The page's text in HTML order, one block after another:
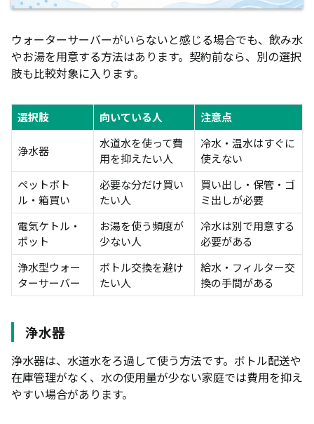
ウォーターサーバーがいらないと感じる場合でも、飲み水
やお湯を用意する方法はあります。契約前なら、別の選択
肢も比較対象に入ります。
選択肢 向いている人 注意点
浄水器
水道水を使って費
用を抑えたい人
冷水・温水はすぐに
使えない
ペットボト
ル・箱買い
必要な分だけ買い
たい人
買い出し・保管・ゴ
ミ出しが必要
電気ケトル・
ポット
お湯を使う頻度が
少ない人
冷水は別で用意する
必要がある
浄水型ウォー
ターサーバー
ボトル交換を避け
たい人
給水・フィルター交
換の手間がある
浄水器
浄水器は、水道水をろ過して使う方法です。ボトル配送や
在庫管理がなく、水の使用量が少ない家庭では費用を抑え
やすい場合があります。